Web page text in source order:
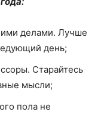
делами. Лучше
день;
Старайтесь
мысли;
пола не